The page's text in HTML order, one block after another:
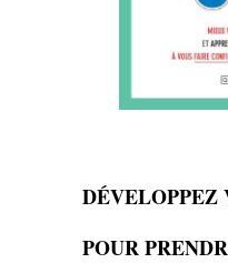
POUR